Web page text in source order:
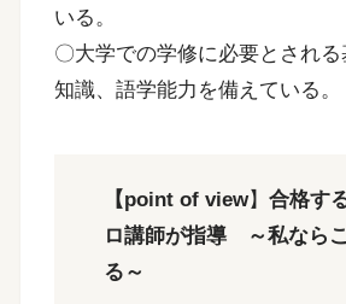
いる。
〇大学での学修に必要とされる
知識、語学能力を備えている。
【point of view】合格す
ロ講師が指導 ～私なら
る～